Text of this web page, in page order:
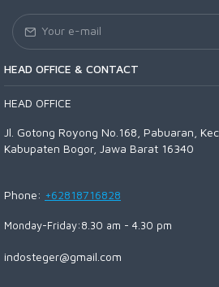
HEAD OFFICE & CONTACT
HEAD OFFICE
Jl. Gotong Royong No.168, Pabuaran,
Kabupaten Bogor, Jawa Barat 16340
Phone: +62818716828
Monday-Friday:8.30 am - 4.30 pm
indosteger@gmail.com